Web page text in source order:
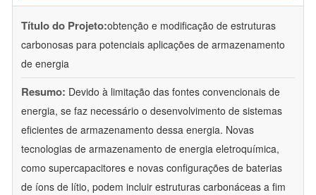
Título do Projeto:obtenção e modificação de estruturas
carbonosas para potenciais aplicações de armazenamento
de energia
Resumo: Devido à limitação das fontes convencionais de
energia, se faz necessário o desenvolvimento de sistemas
eficientes de armazenamento dessa energia. Novas
tecnologias de armazenamento de energia eletroquímica,
como supercapacitores e novas configurações de baterias
de íons de lítio, podem incluir estruturas carbonáceas a fim